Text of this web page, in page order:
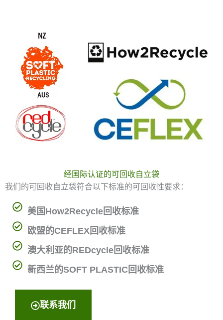
经国际认证的可回收自立袋
我们的可回收自立袋符合以下标准的可回收性要求：
美国How2Recycle回收标准
欧盟的CEFLEX回收标准
澳大利亚的REDcycle回收标准
新西兰的SOFT PLASTIC回收标准
联系我们